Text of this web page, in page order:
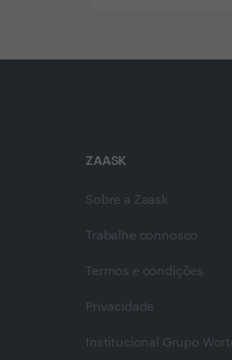
ZAASK
Sobre a Zaask
Trabalhe connosco
Termos e condições
Privacidade
Institucional Grupo